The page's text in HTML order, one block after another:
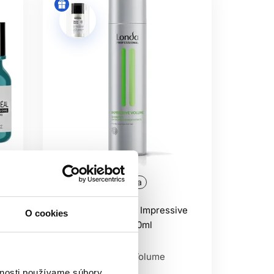
O cookies
Oficiálna distribúcia
Londa Professional Impressive
Volume šampón 250ml
Londa Impressive Volume